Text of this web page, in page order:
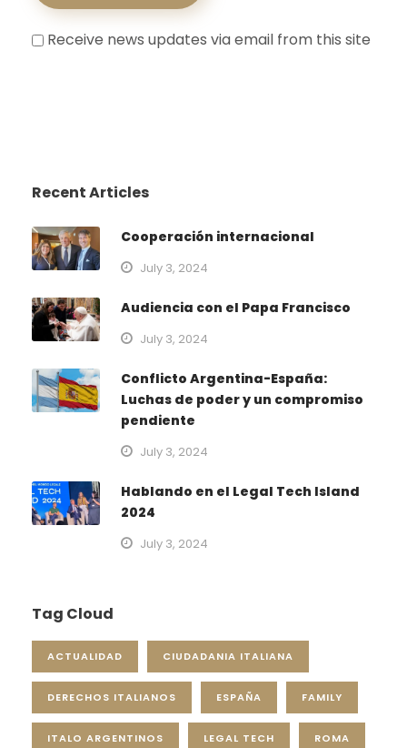
Receive news updates via email from this site
Recent Articles
Cooperación internacional
July 3, 2024
Audiencia con el Papa Francisco
July 3, 2024
Conflicto Argentina-España:
Luchas de poder y un compromiso
pendiente
July 3, 2024
Hablando en el Legal Tech Island
2024
July 3, 2024
Tag Cloud
ACTUALIDAD CIUDADANIA ITALIANA
DERECHOS ITALIANOS ESPAÑA FAMILY
ITALO ARGENTINOS LEGAL TECH ROMA